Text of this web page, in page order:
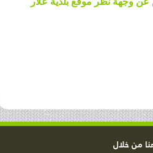
من خلال